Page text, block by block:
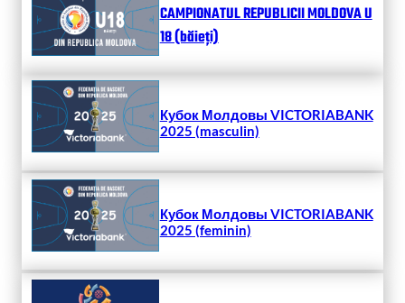
CAMPIONATUL REPUBLICII MOLDOVA U
18 (băieți)
Кубок Молдовы VICTORIABANK
2025 (masculin)
Кубок Молдовы VICTORIABANK
2025 (feminin)